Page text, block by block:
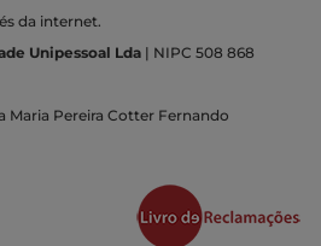
da internet.
Unipessoal Lda | NIPC 508 868
Maria Pereira Cotter Fernando